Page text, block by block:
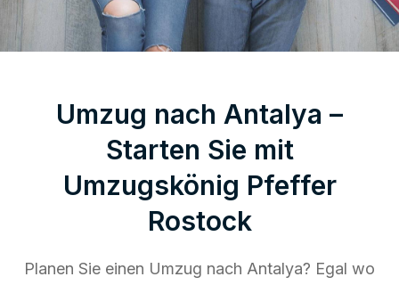
Umzug nach Antalya –
Starten Sie mit
Umzugskönig Pfeffer
Rostock
Planen Sie einen Umzug nach Antalya? Egal wo